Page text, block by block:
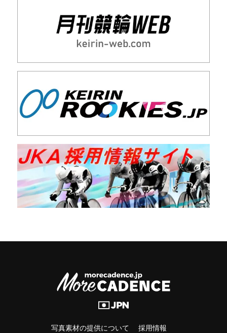
写真素材の提供について 採用情報